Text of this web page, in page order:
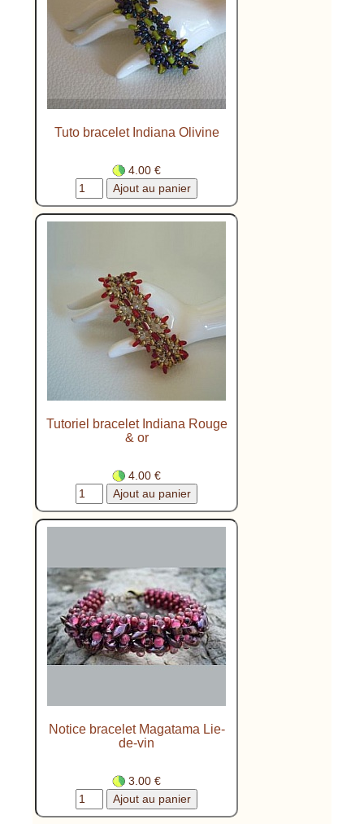
Tuto bracelet Indiana Olivine
4.00 €
Tutoriel bracelet Indiana Rouge
& or
4.00 €
Notice bracelet Magatama Lie-
de-vin
3.00 €